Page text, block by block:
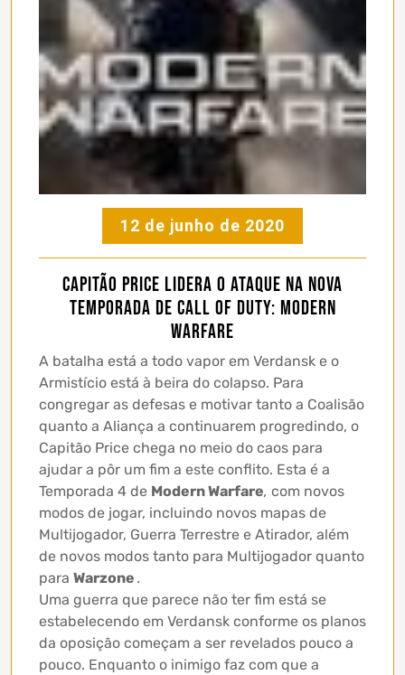
12 de junho de 2020
Capitão Price lidera o ataque na nova
Temporada de Call of Duty: Modern
Warfare
A batalha está a todo vapor em Verdansk e o
Armistício está à beira do colapso. Para
congregar as defesas e motivar tanto a Coalisão
quanto a Aliança a continuarem progredindo, o
Capitão Price chega no meio do caos para
ajudar a pôr um fim a este conflito. Esta é a
Temporada 4 de Modern Warfare, com novos
modos de jogar, incluindo novos mapas de
Multijogador, Guerra Terrestre e Atirador, além
de novos modos tanto para Multijogador quanto
para Warzone .
Uma guerra que parece não ter fim está se
estabelecendo em Verdansk conforme os planos
da oposição começam a ser revelados pouco a
pouco. Enquanto o inimigo faz com que a